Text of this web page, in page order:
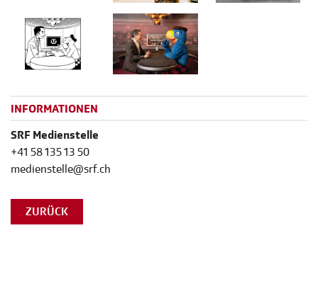
INFORMATIONEN
SRF Medienstelle
+41 58 135 13 50
medienstelle@srf.ch
ZURÜCK